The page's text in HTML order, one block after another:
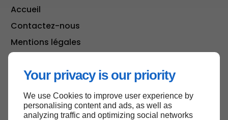
Your privacy is our priority
We use Cookies to improve user experience by
personalising content and ads, as well as
analyzing traffic and optimizing social networks
Accueil
Contactez-nous
Mentions légales
Haut de page